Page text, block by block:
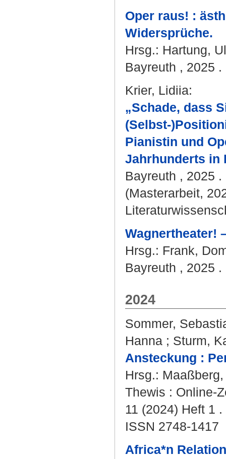
Oper raus! :
Widersprüche.
Hrsg.: Hartung,
Bayreuth , 2025 .
Krier, Lidiia:
„Schade, dass
(Selbst-
Pianistin und
Jahrhunderts in
Bayreuth , 2025 .
(Masterarbeit,
Wagnertheater!
Hrsg.: Frank,
Bayreuth , 2025 .
2024
Sommer,
Hanna ; Sturm,
Ansteckung :
Hrsg.:
Thewis : Online-
11 (2024) Heft 1
ISSN 2748-1417
Africa*n